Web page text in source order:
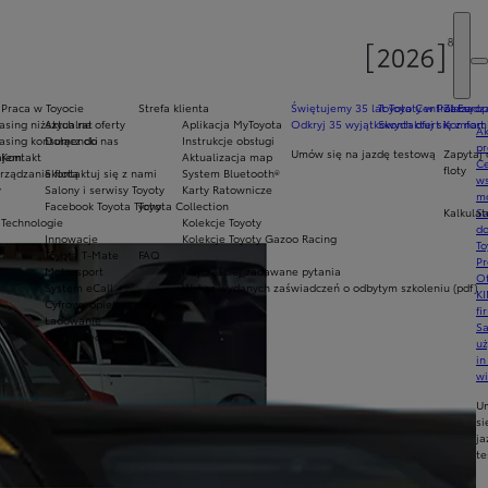
Świętujemy 35 lat Toyoty w Polsce
Odkryj 35 wyjątkowych ofert
Umów się na jazdę testową
Praca w Toyocie
Aktualne oferty
Dołącz do nas
Kontakt
Skontaktuj się z nami
Salony i serwisy Toyoty
Facebook Toyota Tychy
Technologie
Innowacje
Toyota T-Mate
Motorsport
System eCall
Cyfrowy opiekun auta
Ładowanie
Connected
Toyota Central
Skontaktuj się z
niższych rat
konsumencki
flotą
Komfort
Zapytaj
floty
Strefa klienta
Aplikacja MyToyota
Instrukcje obsługi
Aktualizacja map
System Bluetooth®
Karty Ratownicze
Toyota Collection
Kolekcje Toyoty
Kolekcje Toyoty Gazoo Racing
FAQ
Najczęściej zadawane pytania
Wykaz wydanych zaświadczeń o odbytym szkoleniu (pdf)